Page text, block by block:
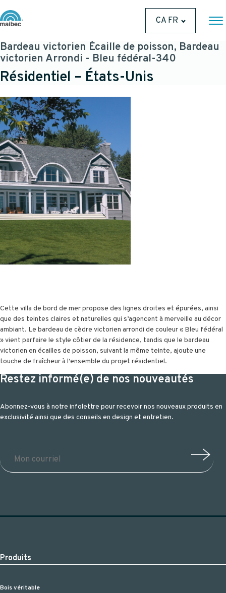
CA FR
Bardeau victorien Écaille de poisson, Bardeau
victorien Arrondi - Bleu fédéral-340
Résidentiel – États-Unis
Cette villa de bord de mer propose des lignes droites et épurées, ainsi
que des teintes claires et naturelles qui s’agencent à merveille au décor
ambiant. Le bardeau de cèdre victorien arrondi de couleur « Bleu fédéral
» vient parfaire le style côtier de la résidence, tandis que le bardeau
victorien en écailles de poisson, suivant la même teinte, ajoute une
touche de fraîcheur à l’ensemble du projet résidentiel.
Restez informé(e) de nos nouveautés
Abonnez-vous à notre infolettre pour recevoir nos nouveaux produits en
exclusivité ainsi que des conseils en design et entretien.
Produits
Bois véritable